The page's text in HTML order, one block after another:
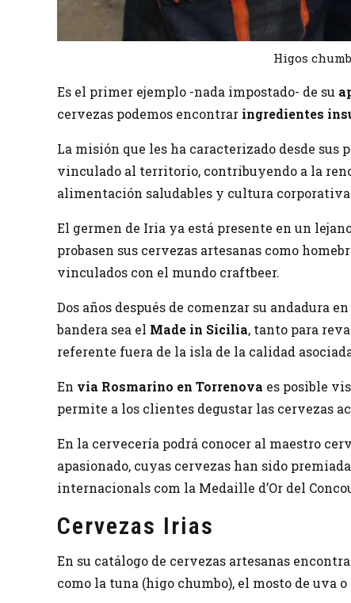
Higos
Es el primer ejemplo -nada impostado- de su
cervezas podemos encontrar ingredientes
La misión que les ha caracterizado desde
vinculado al territorio, contribuyendo a la
alimentación saludables y cultura
El germen de Iria ya está presente en un
probasen sus cervezas artesanas como
vinculados con el mundo craftbeer.
Dos años después de comenzar su andadura en
bandera sea el Made in Sicilia, tanto para
referente fuera de la isla de la calidad
En via Rosmarino en Torrenova es posible
permite a los clientes degustar las cervezas
En la cervecería podrá conocer al maestro
apasionado, cuyas cervezas han sido
internacionals com la Medaille d’Or del
Cervezas Irias
En su catálogo de cervezas artesanas
como la tuna (higo chumbo), el mosto de uva